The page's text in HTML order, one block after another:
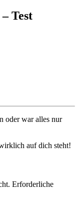
Test
oder war alles nur
auf dich steht!
Erforderliche